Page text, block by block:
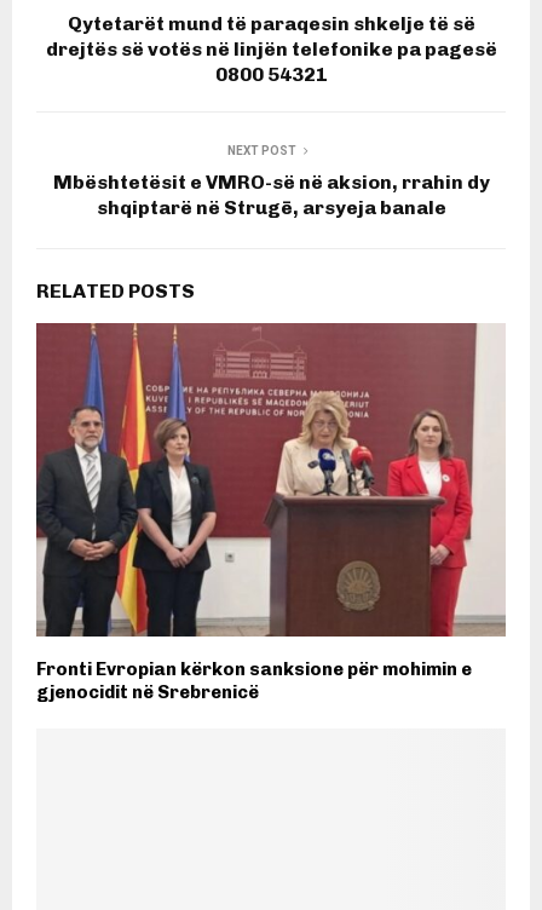
Qytetarët mund të paraqesin shkelje të së
drejtës së votës në linjën telefonike pa pagesë
0800 54321
NEXT POST
Mbështetësit e VMRO-së në aksion, rrahin dy
shqiptarë në Strugē, arsyeja banale
RELATED POSTS
Fronti Evropian kërkon sanksione për mohimin e
gjenocidit në Srebrenicë